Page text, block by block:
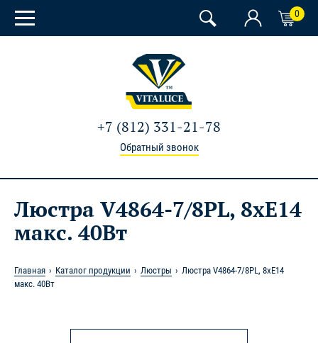
0
+7 (812) 331-21-78
Обратный звонок
Люстра V4864-7/8PL, 8xE14
макс. 40Вт
Главная Каталог продукции Люстры
Люстра V4864-7/8PL, 8xE14
макс. 40Вт